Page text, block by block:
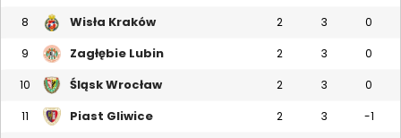
8 Wisła Kraków 2 3 0
9 Zagłębie Lubin 2 3 0
10 Śląsk Wrocław 2 3 0
11 Piast Gliwice 2 3 -1